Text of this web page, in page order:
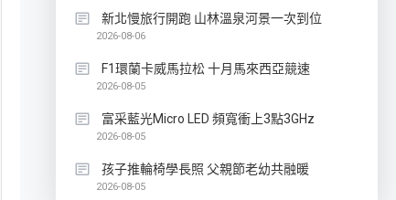
新北慢旅行開跑 山林溫泉河景一次到位
2026-08-06
F1環蘭卡威馬拉松 十月馬來西亞競速
2026-08-05
富采藍光Micro LED 頻寬衝上3點3GHz
2026-08-05
孩子推輪椅學長照 父親節老幼共融暖
2026-08-05